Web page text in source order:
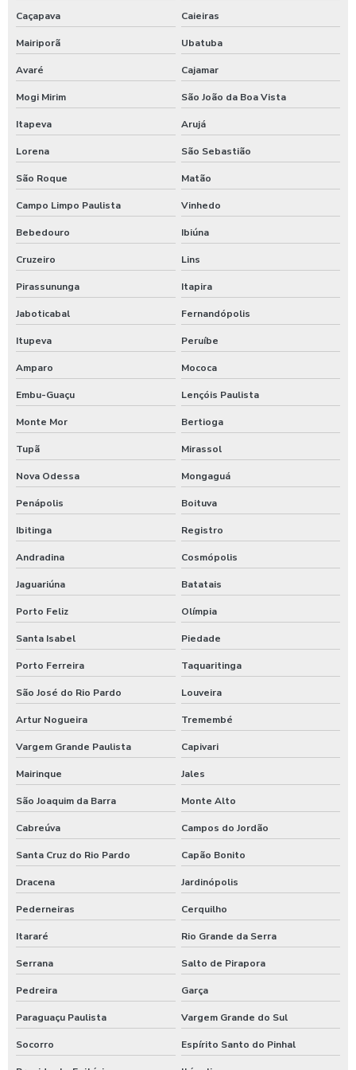
Empresa de limpeza de hospitais
Empresa terceirizada de limpeza em hospitais
Lavagem garagem
Limpeza de clínica
Limpeza de clinicas e consultórios
Limpeza de fachada com hidrojateamento
Limpeza de fachada comercial
Limpeza de fachada condominio
Limpeza de fachada de acm
Limpeza de fachada predial
Limpeza de fachadas de prédios
Limpeza de toldos e fachadas
Limpeza de vidros e fachadas
Limpeza de vidros em altura
Limpeza de vidros em altura campinas
Limpeza em hospitais
Limpeza hospitalar concorrente e terminal
Serviço de limpeza em hospitais
Limpeza em hospitais em sp
Empresa de instalação elétrica
Empresa de instalação elétrica em sp
Empresa de instalação elétrica industrial
Empresa de instalação elétrica predial
Serviços de manutenção civil
Serviços de manutenção hidráulica
Serviços de manutenção predial
Serviços de manutenção predial em são paulo
Serviço de manutenção elétrica em são paulo
Caçapava Caieiras
Mairiporã Ubatuba
Avaré Cajamar
Mogi Mirim São João da Boa Vista
Itapeva Arujá
Lorena São Sebastião
São Roque Matão
Campo Limpo Paulista Vinhedo
Bebedouro Ibiúna
Cruzeiro Lins
Pirassununga Itapira
Jaboticabal Fernandópolis
Itupeva Peruíbe
Amparo Mococa
Embu-Guaçu Lençóis Paulista
Monte Mor Bertioga
Tupã Mirassol
Nova Odessa Mongaguá
Penápolis Boituva
Ibitinga Registro
Andradina Cosmópolis
Jaguariúna Batatais
Porto Feliz Olímpia
Santa Isabel Piedade
Porto Ferreira Taquaritinga
São José do Rio Pardo Louveira
Artur Nogueira Tremembé
Vargem Grande Paulista Capivari
Mairinque Jales
São Joaquim da Barra Monte Alto
Cabreúva Campos do Jordão
Santa Cruz do Rio Pardo Capão Bonito
Dracena Jardinópolis
Pederneiras Cerquilho
Itararé Rio Grande da Serra
Serrana Salto de Pirapora
Pedreira Garça
Paraguaçu Paulista Vargem Grande do Sul
Socorro Espírito Santo do Pinhal